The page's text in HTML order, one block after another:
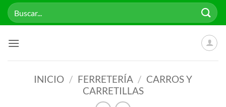
Saltar
Buscar
por:
INICIO / FERRETERÍA / CARROS Y
CARRETILLAS